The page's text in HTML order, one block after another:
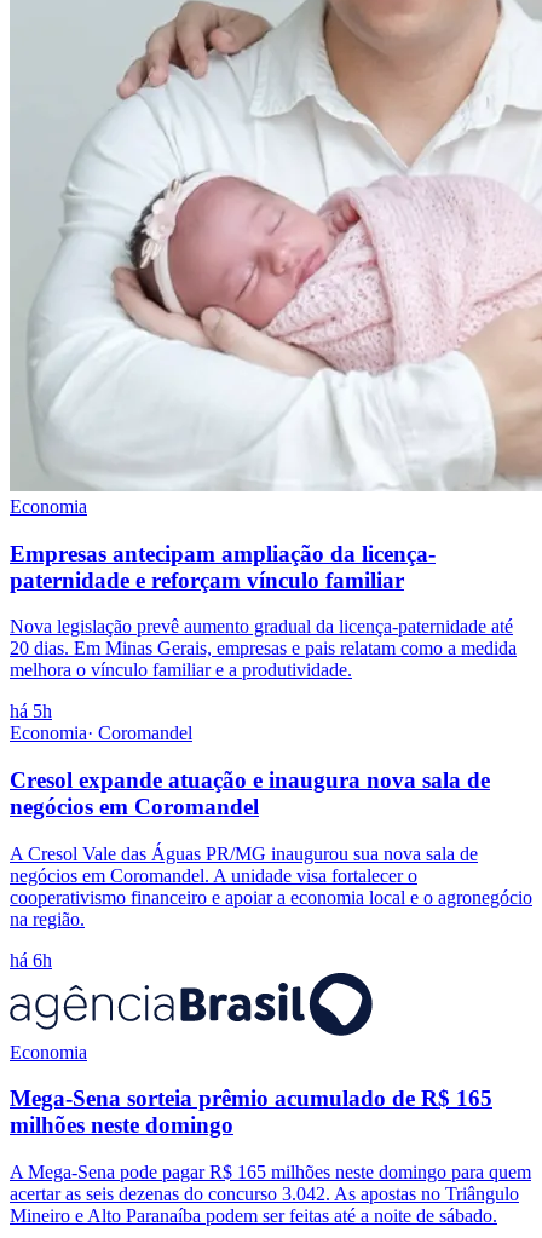
Economia
Empresas antecipam ampliação da licença-
paternidade e reforçam vínculo familiar
Nova legislação prevê aumento gradual da licença-paternidade até
20 dias. Em Minas Gerais, empresas e pais relatam como a medida
melhora o vínculo familiar e a produtividade.
há 5h
Economia· Coromandel
Cresol expande atuação e inaugura nova sala de
negócios em Coromandel
A Cresol Vale das Águas PR/MG inaugurou sua nova sala de
negócios em Coromandel. A unidade visa fortalecer o
cooperativismo financeiro e apoiar a economia local e o agronegócio
na região.
há 6h
Economia
Mega-Sena sorteia prêmio acumulado de R$ 165
milhões neste domingo
A Mega-Sena pode pagar R$ 165 milhões neste domingo para quem
acertar as seis dezenas do concurso 3.042. As apostas no Triângulo
Mineiro e Alto Paranaíba podem ser feitas até a noite de sábado.